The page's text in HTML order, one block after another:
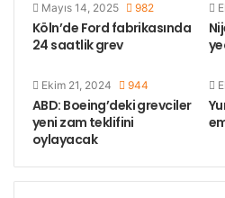
İşçiler, bir haftadır patronların
eden gösteriler düzenliyor.
parçalandığı bilgisi veriliyor.
Küçük Afrika ülkesi
oluşturduğu) on binlerce işçi
Mayıs 14, 2025 982
Köln’de Ford fabrikasında
24 saatlik grev
Ekim 21, 2024 944
ABD: Boeing’deki grevciler
yeni zam teklifini
oylayacak